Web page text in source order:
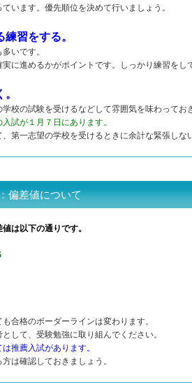
います。優先順位を決めて行いましょう。
習をする。
いです。
に進めるかがポイントです。しっかり練習をし
校の試験を受けるなどして雰囲気を味わってお
試が１月７日にあります。
第一志望の学校を受けるときに余計な緊張しな
偏差値について
は以下の通りです。
合格のボーダーラインは変わります。
して、受験勉強に取り組んでください。
推薦入試があります。
は確認しておきましょう。